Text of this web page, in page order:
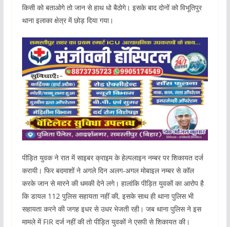
किसी को बताओगे तो जान से हाथ धो बैठोगे। इसके बाद दोनों को विभूतिपुर
थाना इलाका क्षेत्र में छोड़ दिया गया।
पीड़ित युवक ने रात में साइबर क्राइम के हेल्पलाइन नम्बर पर शिकायत दर्ज
करायी। फिर बदमाशों ने अगले दिन अलग-अगल मोबाइल नम्बर से कॉल
करके जान से मारने की धमकी देने लगे। हालांकि पीड़ित युवकों का आरोप है
कि डायल 112 पुलिस सहायता नहीं की, इसके साथ ही थाना पुलिस भी
सहायता करने की जगह इधर से उधर भेजती रही। जब थाना पुलिस ने इस
मामले में FIR दर्ज नहीं की तो पीड़ित युवकों ने एसपी से शिकायत की।